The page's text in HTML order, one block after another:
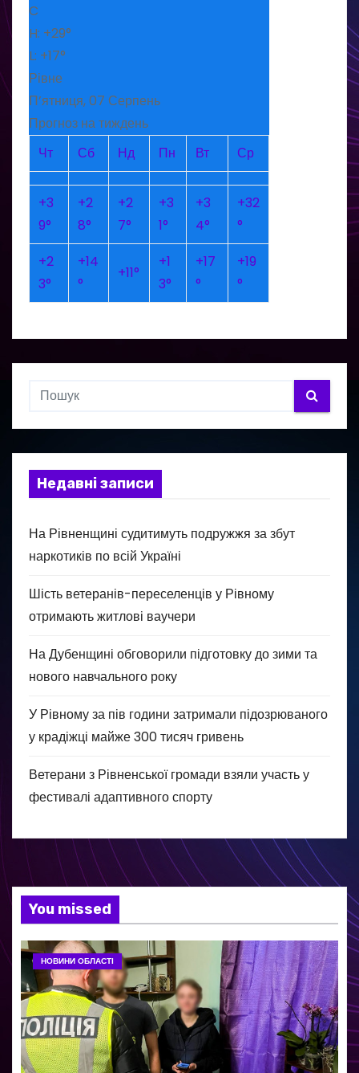
C
H: +29°
L: +17°
Рівне
П’ятниця, 07 Серпень
Прогноз на тиждень
Чт
Сб Нд Пн Вт Ср
+3
9°
+2
8°
+2
7°
+3
1°
+3
4°
+32
°
+2
3°
+14
°
+11°
+1
3°
+17
°
+19
°
Недавні записи
На Рівненщині судитимуть подружжя за збут
наркотиків по всій Україні
Шість ветеранів-переселенців у Рівному
отримають житлові ваучери
На Дубенщині обговорили підготовку до зими та
нового навчального року
У Рівному за пів години затримали підозрюваного
у крадіжці майже 300 тисяч гривень
Ветерани з Рівненської громади взяли участь у
фестивалі адаптивного спорту
You missed
НОВИНИ ОБЛАСТІ